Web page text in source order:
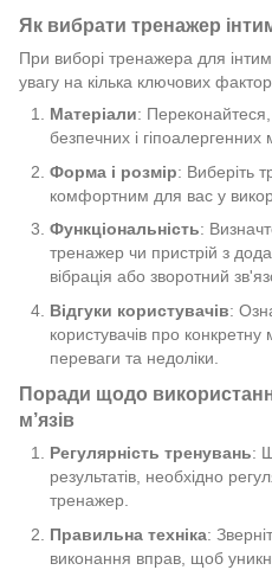
Як вибрати тренажер
При виборі тренажера для
увагу на кілька ключових
Матеріали:
безпечних і гіпоалергенних
Форма і розмір: Виберіть
комфортним для вас у
Функціональність:
тренажер чи пристрій з
вібрація або зворотний
Відгуки користувачів:
користувачів про
переваги та недоліки.
Поради щодо
м’язів
Регулярність тренувань:
результатів, необхідно
тренажер.
Правильна техніка:
виконання вправ, щоб